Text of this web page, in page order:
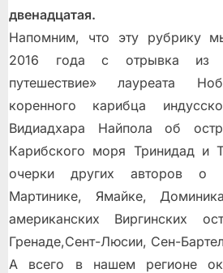
двенадцатая.
Напомним, что эту рубрику
2016 года с отрывка из
путешествие» лауреата
коренного карибца
Видиадхара Найпола об
Карибского моря Тринидад и
очерки других авторов о
Мартинике, Ямайке,
американских Виргинских
Гренаде,Сент-Люсии, Сен-
А всего в нашем регионе